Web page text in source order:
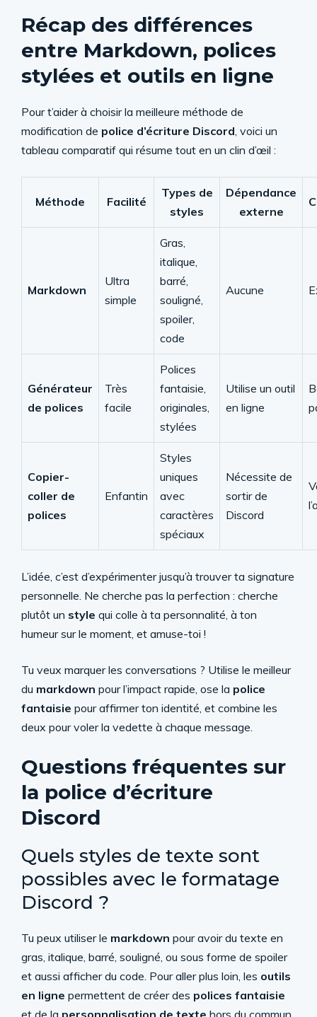
Récap des différences
entre Markdown, polices
stylées et outils en ligne
Pour t’aider à choisir la meilleure méthode de
modification de police d’écriture Discord, voici un
tableau comparatif qui résume tout en un clin d’œil :
Méthode Facilité
Types de
styles
Dépendance
externe
Markdown
Ultra
simple
Gras,
italique,
barré,
souligné,
spoiler,
code
Aucune
Générateur
de polices
Très
facile
Polices
fantaisie,
originales,
stylées
Utilise un outil
en ligne
Copier-
coller de
polices
Enfantin
Styles
uniques
avec
caractères
spéciaux
Nécessite de
sortir de
Discord
L’idée, c’est d’expérimenter jusqu’à trouver ta signature
personnelle. Ne cherche pas la perfection : cherche
plutôt un style qui colle à ta personnalité, à ton
humeur sur le moment, et amuse-toi !
Tu veux marquer les conversations ? Utilise le meilleur
du markdown pour l’impact rapide, ose la police
fantaisie pour affirmer ton identité, et combine les
deux pour voler la vedette à chaque message.
Questions fréquentes sur
la police d’écriture
Discord
Quels styles de texte sont
possibles avec le formatage
Discord ?
Tu peux utiliser le markdown pour avoir du texte en
gras, italique, barré, souligné, ou sous forme de spoiler
et aussi afficher du code. Pour aller plus loin, les outils
en ligne permettent de créer des polices fantaisie
et de la personnalisation de texte hors du commun.